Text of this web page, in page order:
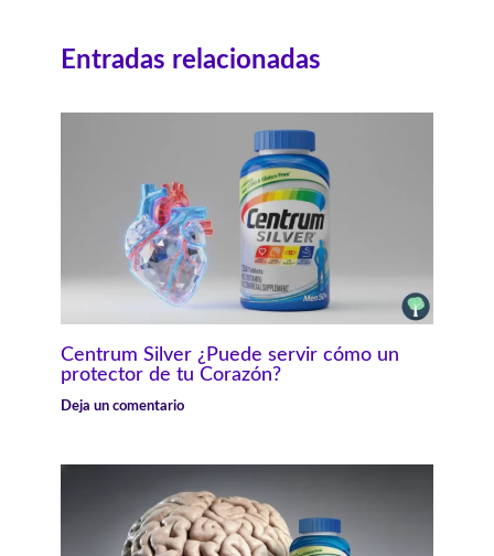
Entradas relacionadas
Centrum Silver ¿Puede servir cómo un
protector de tu Corazón?
Deja un comentario